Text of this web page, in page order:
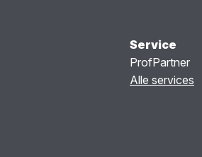
Service
ProfPartner
Alle services